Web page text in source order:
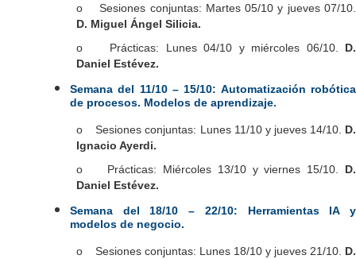
o Sesiones conjuntas: Martes 05/10 y jueves 07/10.
D. Miguel Ángel Silicia.
o Prácticas: Lunes 04/10 y miércoles 06/10. D.
Daniel Estévez.
Semana del 11/10 – 15/10: Automatización robótica
de procesos. Modelos de aprendizaje.
o Sesiones conjuntas: Lunes 11/10 y jueves 14/10. D.
Ignacio Ayerdi.
o Prácticas: Miércoles 13/10 y viernes 15/10. D.
Daniel Estévez.
Semana del 18/10 – 22/10: Herramientas IA y
modelos de negocio.
o Sesiones conjuntas: Lunes 18/10 y jueves 21/10. D.